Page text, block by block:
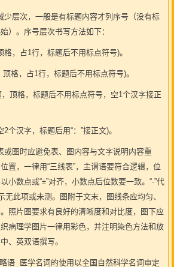
层次，一般是有标题内容才列序号（没有标
）。序号层次书写方法如下：
占1行，标题后不用标点符号)。
，占1行，标题后不用标点符号)。
格，标题后不用标点符号，空1个汉字接正
汉字，标题后用“：”接正文)。
图时应避免表、图内容与文字说明内容重
置，一律用“三线表”，主谓语要符合逻辑，位
小数点或“±”对齐，小数点后位数要一致。“-”代
无此项或未测。图附于文末，图线条应均匀、
照片图要求有良好的清晰度和对比度，图下应
病理学图片一律用彩色，并注明染色方法和放
、英双语撰写。
语 医学名词的使用以全国自然科学名词审定